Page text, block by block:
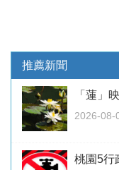
推薦新聞
「蓮」
2026-08-
桃園5行